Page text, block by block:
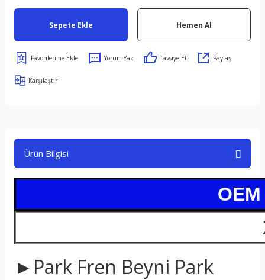
Sepete Ekle Hemen Al
Yorum Yaz Tavsiye Et Paylaş
Karşılaştır
Ürün Bilgisi
►Park Fren Beyni Park